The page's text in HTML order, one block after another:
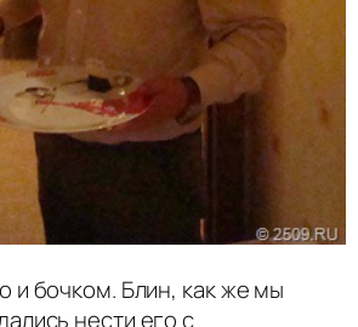
и бочком. Блин, как же мы
нести его с